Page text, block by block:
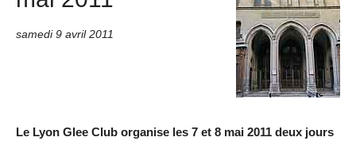
samedi 9 avril 2011
Le Lyon Glee Club organise les 7 et 8 mai 2011 deux jours